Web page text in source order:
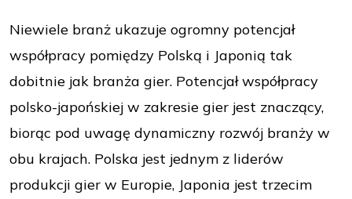
Niewiele branż ukazuje ogromny potencjał
współpracy pomiędzy Polską i Japonią tak
dobitnie jak branża gier. Potencjał współpracy
polsko-japońskiej w zakresie gier jest znaczący,
biorąc pod uwagę dynamiczny rozwój branży w
obu krajach. Polska jest jednym z liderów
produkcji gier w Europie, Japonia jest trzecim